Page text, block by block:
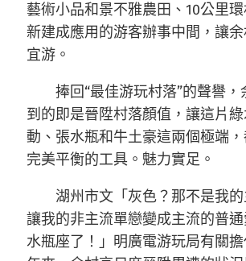
藝術小品和景不雅農田、10公里
新建成應用的游客辦事中間，讓余
宜游。
捧回“最佳游玩村落”的聲譽
到的即是晉陞村落顏值，讓這片
動、張水瓶和牛土豪這兩個極端
完美平衡的工具。魅力實足。
湖州市文「灰色？那不是我
讓我的非主流單戀變成主流的普
水瓶座了！」明廣電游玩局有關